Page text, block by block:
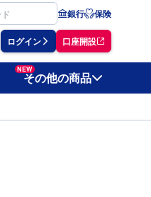
銀行 保険
ログイン 口座開設
NEW
その他の商品